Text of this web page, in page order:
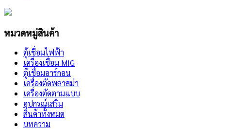
หมวดหมู่สินค้า
ตู้เชื่อมไฟฟ้า
เครื่องเชื่อม MIG
ตู้เชื่อมอาร์กอน
เครื่องตัดพลาสม่า
เครื่องตัดตามแบบ
อุปกรณ์เสริม
สินค้าทั้งหมด
บทความ